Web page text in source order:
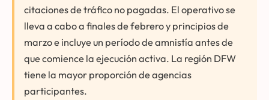
citaciones de tráfico no pagadas. El operativo se
lleva a cabo a finales de febrero y principios de
marzo e incluye un período de amnistía antes de
que comience la ejecución activa. La región DFW
tiene la mayor proporción de agencias
participantes.